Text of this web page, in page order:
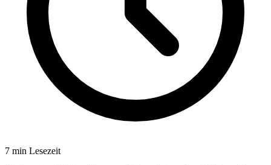
7 min Lesezeit